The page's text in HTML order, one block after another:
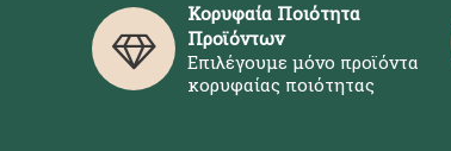
Κορυφαία Ποιότητα
Προϊόντων
Επιλέγουμε μόνο προϊόντα
κορυφαίας ποιότητας